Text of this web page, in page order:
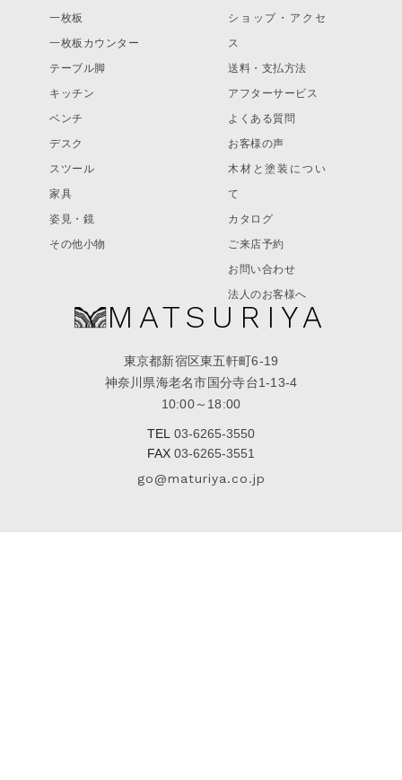
MATSURIYA
東京都新宿区東五軒町6-19
神奈川県海老名市国分寺台1-13-4
10:00～18:00
TEL 03-6265-3550
FAX 03-6265-3551
go@maturiya.co.jp
一枚板
一枚板カウンター
テーブル脚
キッチン
ベンチ
デスク
スツール
家具
姿見・鏡
その他小物
ショップ・アクセ
ス
送料・支払方法
アフターサービス
よくある質問
お客様の声
木材と塗装につい
て
カタログ
ご来店予約
お問い合わせ
法人のお客様へ